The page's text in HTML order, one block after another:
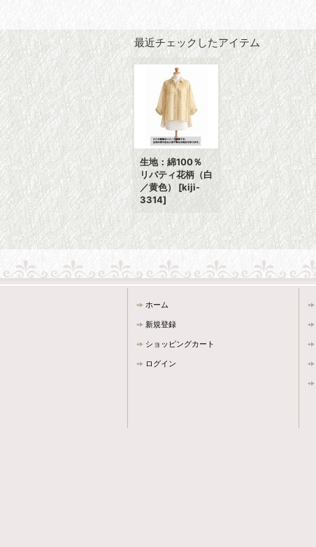
最近チェックしたアイテム
生地：綿100％
リバティ花柄（白
／黄色） [kiji-
3314]
ホーム
新規登録
ショッピングカート
ログイン